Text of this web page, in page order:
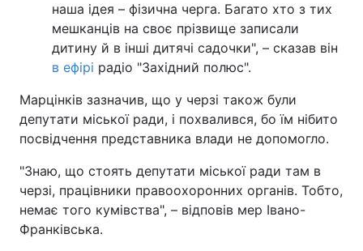
наша ідея – фізична черга. Багато хто з тих
мешканців на своє прізвище записали
дитину й в інші дитячі садочки", – сказав він
в ефірі радіо "Західний полюс".
Марцінків зазначив, що у черзі також були
депутати міської ради, і похвалився, бо їм нібито
посвідчення представника влади не допомогло.
"Знаю, що стоять депутати міської ради там в
черзі, працівники правоохоронних органів. Тобто,
немає того кумівства", – відповів мер Івано-
Франківська.